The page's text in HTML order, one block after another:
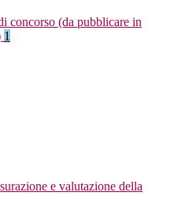
concorso (da pubblicare in
1
e valutazione della